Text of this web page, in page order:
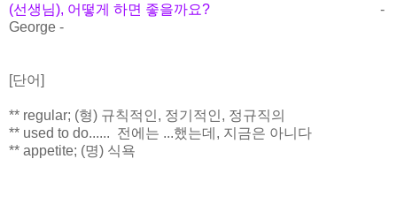
(선생님), 어떻게 하면 좋을까요?
-
George -
[단어]
** regular; (형) 규칙적인, 정기적인, 정규직의
** used to do...... 전에는 ...했는데, 지금은 아니다
** appetite; (명) 식욕